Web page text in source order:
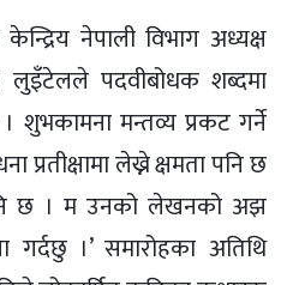
नेपाली विभाग अध्यक्ष
लुइँटेलले पदवीबोधक शब्दमा
शुभकामना मन्तव्य प्रकट गर्ने
प्रतीक्षामा लेख्ने क्षमता पनि छ
छ । म उनको लेखनको अझ
गर्दछु ।’ समारोहका अतिथि